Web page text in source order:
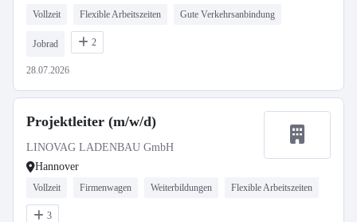
Vollzeit Flexible Arbeitszeiten Gute Verkehrsanbindung
Jobrad 2
28.07.2026
Projektleiter (m/w/d)
LINOVAG LADENBAU GmbH
Hannover
Vollzeit Firmenwagen Weiterbildungen Flexible Arbeitszeiten
3